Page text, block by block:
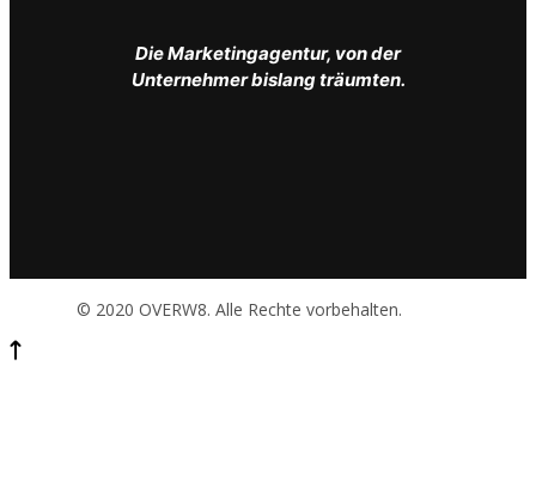
Die Marketingagentur, von der
Unternehmer bislang träumten.
© 2020 OVERW8. Alle Rechte vorbehalten.